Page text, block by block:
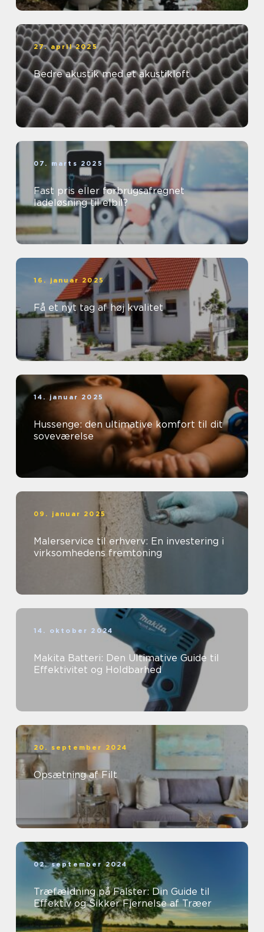
27. april 2025
Bedre akustik med et akustikloft
07. marts 2025
Fast pris eller forbrugsafregnet
ladeløsning til elbil?
16. januar 2025
Få et nyt tag af høj kvalitet
14. januar 2025
Hussenge: den ultimative komfort til dit
soveværelse
09. januar 2025
Malerservice til erhverv: En investering i
virksomhedens fremtoning
14. oktober 2024
Makita Batteri: Den Ultimative Guide til
Effektivitet og Holdbarhed
20. september 2024
Opsætning af Filt
02. september 2024
Træfældning på Falster: Din Guide til
Effektiv og Sikker Fjernelse af Træer